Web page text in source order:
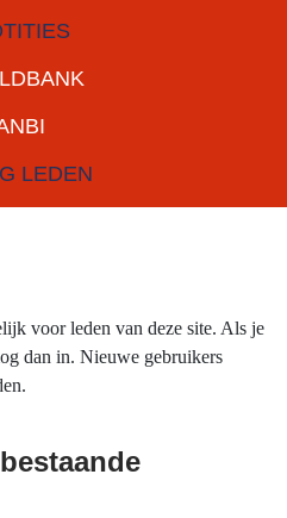
LEDEN
voor leden van deze site. Als je
dan in. Nieuwe gebruikers